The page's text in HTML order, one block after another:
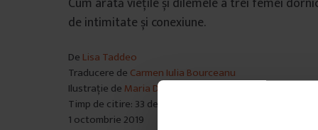
de intimitate și conexiune.
De Lisa Taddeo
Traducere de Carmen Iulia Bourceanu
Ilustrație de Maria Dimancea
Timp de citire: 33 de minute
1 octombrie 2019